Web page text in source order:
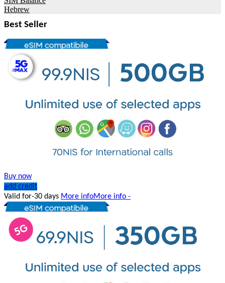
Hebrew
Best Seller
Buy now
add credit
Valid for-30 days More infoMore info -